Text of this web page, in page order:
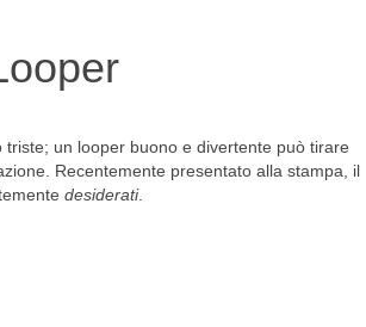
un looper buono e divertente può tirare
Recentemente presentato alla stampa, il
desiderati.